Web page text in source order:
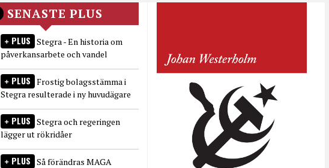
SENASTE PLUS
PLUS Stegra - En historia om
påverkansarbete och vandel
PLUS Frostig bolagsstämma i
Stegra resulterade i ny huvudägare
PLUS Stegra och regeringen
lägger ut rökridåer
PLUS Så förändras MAGA